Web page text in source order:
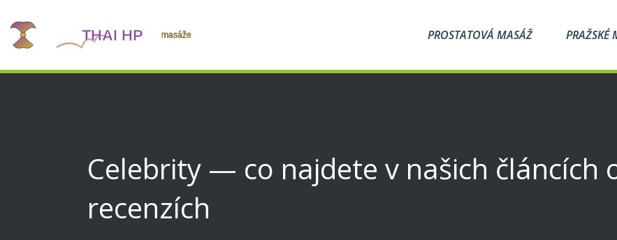
PROSTATOVÁ MASÁŽ PRAŽSKÉ
Celebrity — co najdete v našich článcích
recenzích